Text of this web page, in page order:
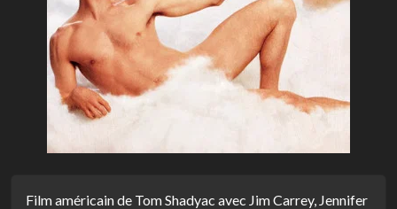
Film américain de Tom Shadyac avec Jim Carrey, Jennifer